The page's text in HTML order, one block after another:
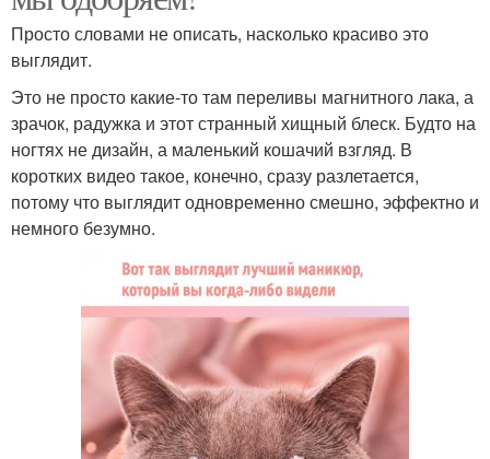
Просто словами не описать, насколько красиво это
выглядит.
Это не просто какие-то там переливы магнитного лака, а
зрачок, радужка и этот странный хищный блеск. Будто на
ногтях не дизайн, а маленький кошачий взгляд. В
коротких видео такое, конечно, сразу разлетается,
потому что выглядит одновременно смешно, эффектно и
немного безумно.